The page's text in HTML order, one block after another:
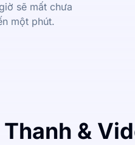
sẽ mất chưa
một phút.
&